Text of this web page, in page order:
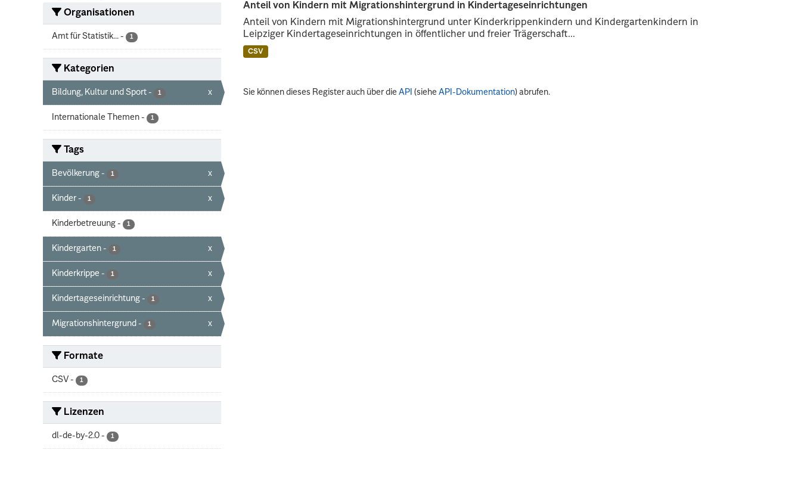
Organisationen
Amt für Statistik... - 1
Kategorien
Bildung, Kultur und Sport - 1 x
Internationale Themen - 1
Tags
Bevölkerung - 1 x
Kinder - 1 x
Kinderbetreuung - 1
Kindergarten - 1 x
Kinderkrippe - 1 x
Kindertageseinrichtung - 1 x
Migrationshintergrund - 1 x
Formate
CSV - 1
Lizenzen
dl-de-by-2.0 - 1
Anteil von Kindern mit Migrationshintergrund in Kindertageseinrichtungen
Anteil von Kindern mit Migrationshintergrund unter Kinderkrippenkindern und Kindergartenkindern in
Leipziger Kindertageseinrichtungen in öffentlicher und freier Trägerschaft...
CSV
Sie können dieses Register auch über dieAPI (sieheAPI-Dokumentation) abrufen.